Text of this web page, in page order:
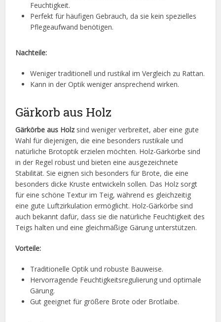
Feuchtigkeit.
Perfekt für häufigen Gebrauch, da sie kein spezielles
Pflegeaufwand benötigen.
Nachteile:
Weniger traditionell und rustikal im Vergleich zu Rattan.
Kann in der Optik weniger ansprechend wirken.
Gärkorb aus Holz
Gärkörbe aus Holzsind weniger verbreitet, aber eine gute
Wahl für diejenigen, die eine besonders rustikale und
natürliche Brotoptik erzielen möchten. Holz-Gärkörbe sind
in der Regel robust und bieten eine ausgezeichnete
Stabilität. Sie eignen sich besonders für Brote, die eine
besonders dicke Kruste entwickeln sollen. Das Holz sorgt
für eine schöne Textur im Teig, während es gleichzeitig
eine gute Luftzirkulation ermöglicht. Holz-Gärkörbe sind
auch bekannt dafür, dass sie die natürliche Feuchtigkeit des
Teigs halten und eine gleichmäßige Gärung unterstützen.
Vorteile:
Traditionelle Optik und robuste Bauweise.
Hervorragende Feuchtigkeitsregulierung und optimale
Gärung.
Gut geeignet für größere Brote oder Brotlaibe.